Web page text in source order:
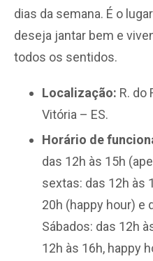
dias da semana. É o
deseja jantar bem e
todos os sentidos.
Localização: R. do
Vitória – ES.
Horário de
das 12h às 15h
sextas: das 12h às
20h (happy hour) e
Sábados: das 12h
12h às 16h, happy